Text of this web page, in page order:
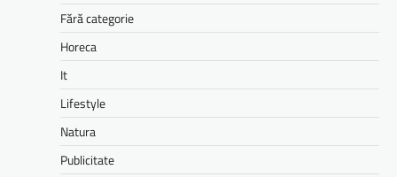
Fără categorie
Horeca
It
Lifestyle
Natura
Publicitate